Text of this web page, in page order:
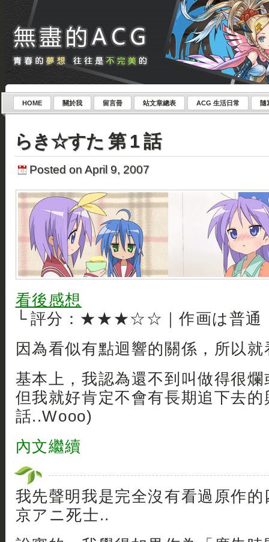
HOME 關於我 留言冊 站文章總表 ACG 生活日常 隨
らき☆すた 第 1 話
Posted on April 9, 2007
看後感想
└ 評分：★★★☆☆｜作画は普通
因為看似有點迴響的關係，所以
基本上，我認為還不到叫做得很
但我就好肯定不會有長期追下去
話..Wooo)
內文繼續
我先聲明我是完全沒有看過原作
京アニ死士..